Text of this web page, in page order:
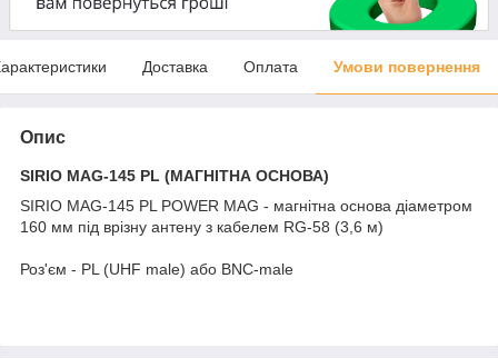
Доставка Оплата Умови повернення
Опис
SIRIO MAG-145 PL (МАГНІТНА ОСНОВА)
SIRIO MAG-145 PL POWER MAG - магнітна основа діаметром
160 мм під врізну антену з кабелем RG-58 (3,6 м)
Роз'єм - PL (UHF male) або BNC-male